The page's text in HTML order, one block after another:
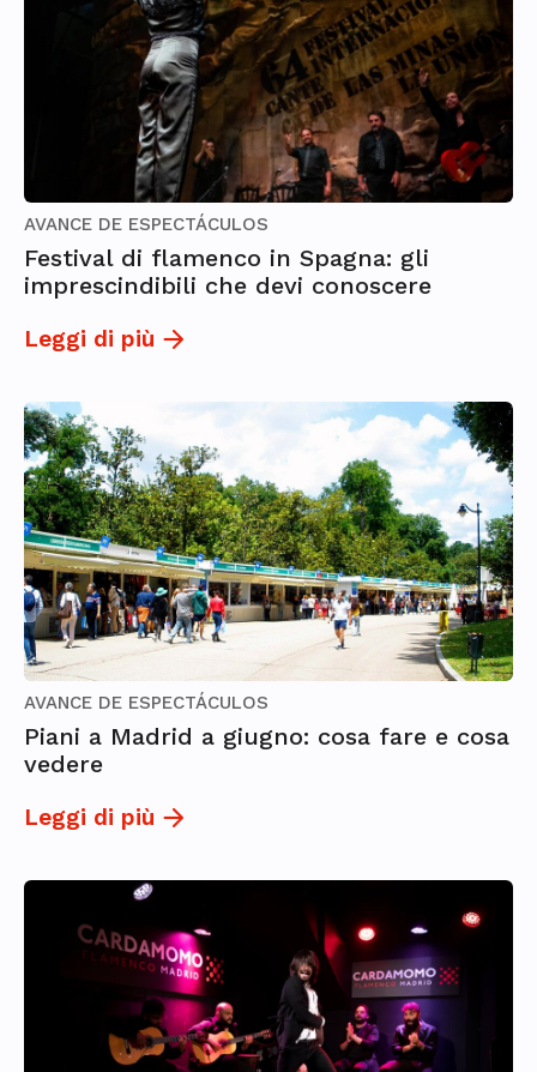
AVANCE DE ESPECTÁCULOS
Festival di flamenco in Spagna: gli
imprescindibili che devi conoscere
Leggi di più
AVANCE DE ESPECTÁCULOS
Piani a Madrid a giugno: cosa fare e cosa
vedere
Leggi di più